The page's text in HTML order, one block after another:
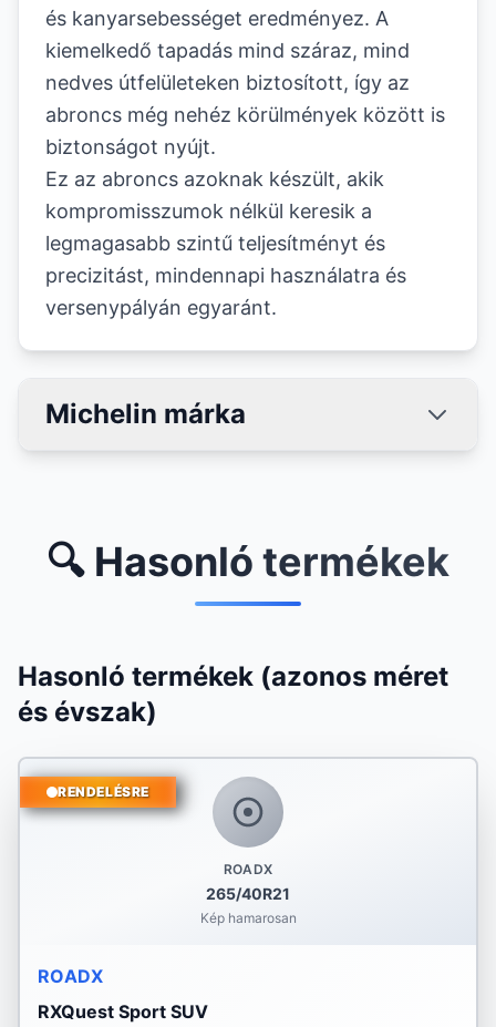
és kanyarsebességet eredményez. A
kiemelkedő tapadás mind száraz, mind
nedves útfelületeken biztosított, így az
abroncs még nehéz körülmények között is
biztonságot nyújt.
Ez az abroncs azoknak készült, akik
kompromisszumok nélkül keresik a
legmagasabb szintű teljesítményt és
precizitást, mindennapi használatra és
versenypályán egyaránt.
Michelin márka
🔍 Hasonló termékek
Hasonló termékek (azonos méret
és évszak)
ROADX
265/40R21
Kép hamarosan
RENDELÉSRE
ROADX
RXQuest Sport SUV